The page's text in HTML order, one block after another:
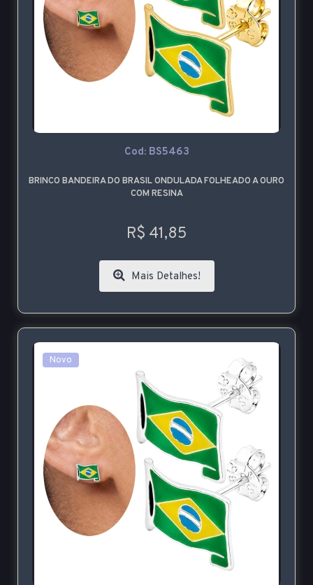
Cod: BS5463
BRINCO BANDEIRA DO BRASIL ONDULADA FOLHEADO A OURO
COM RESINA
R$ 41,85
Mais Detalhes!
Novo